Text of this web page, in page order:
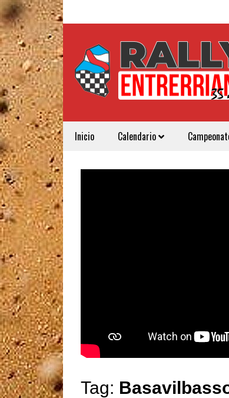
Inicio Calendario
Tag: